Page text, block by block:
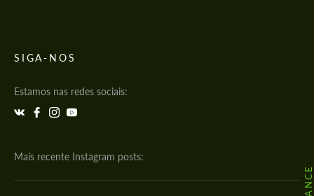
SIGA-NOS
Estamos nas redes sociais:
Mais recente Instagram posts: